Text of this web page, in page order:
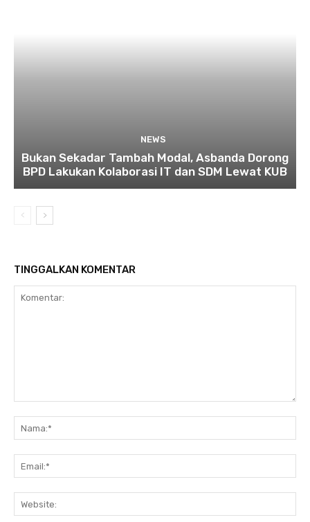
NEWS
Bukan Sekadar Tambah Modal, Asbanda Dorong
BPD Lakukan Kolaborasi IT dan SDM Lewat KUB
TINGGALKAN KOMENTAR